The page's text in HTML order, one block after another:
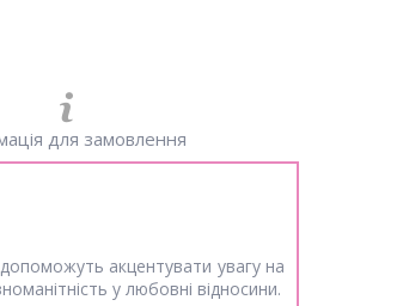
для замовлення
акцентувати увагу на
у любовні відносини.